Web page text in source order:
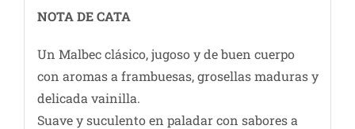
NOTA DE CATA
Un Malbec clásico, jugoso y de buen cuerpo
con aromas a frambuesas, grosellas maduras y
delicada vainilla.
Suave y suculento en paladar con sabores a